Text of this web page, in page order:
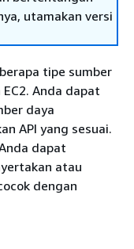
utamakan versi
tipe sumber
Anda dapat
daya
API yang sesuai.
dapat
atau
dengan